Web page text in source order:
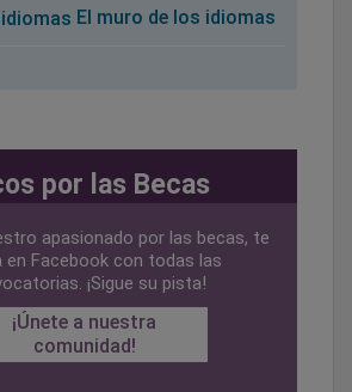
El muro de los idiomas
por las Becas
apasionado por las becas, te
en Facebook con todas las
¡Sigue su pista!
¡Únete a nuestra
comunidad!